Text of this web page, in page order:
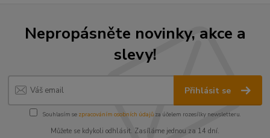
Nepropásněte novinky, akce a
slevy!
Přihlásit se
Souhlasím se zpracováním osobních údajůza účelem rozesílky newsletteru.
Můžete se kdykoli odhlásit. Zasíláme jednou za 14 dní.